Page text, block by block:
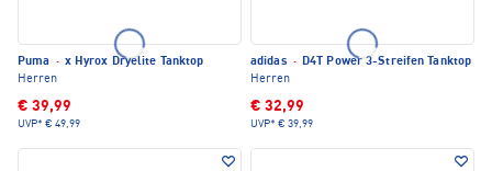
Puma · x Hyrox Dryelite Tanktop
Herren
€ 39,99
UVP* € 49,99
adidas · D4T Power 3-Streifen Tanktop
Herren
€ 32,99
UVP* € 39,99